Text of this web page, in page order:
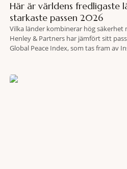
Här är världens fredligaste
starkaste passen 2026
Vilka länder kombinerar hög säkerhet
Henley & Partners har jämfört sitt
Global Peace Index, som tas fram av